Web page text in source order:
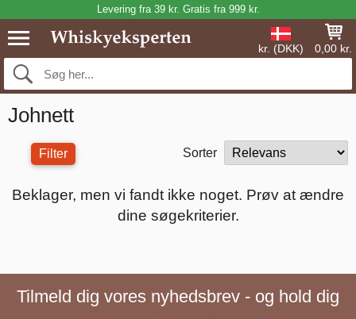
Levering fra 39 kr. Gratis fra 999 kr.
kr. (DKK) 0,00 kr.
Johnett
Filter Sorter
Beklager, men vi fandt ikke noget. Prøv at ændre
dine søgekriterier.
Tilmeld dig vores nyhedsbrev - og hold dig